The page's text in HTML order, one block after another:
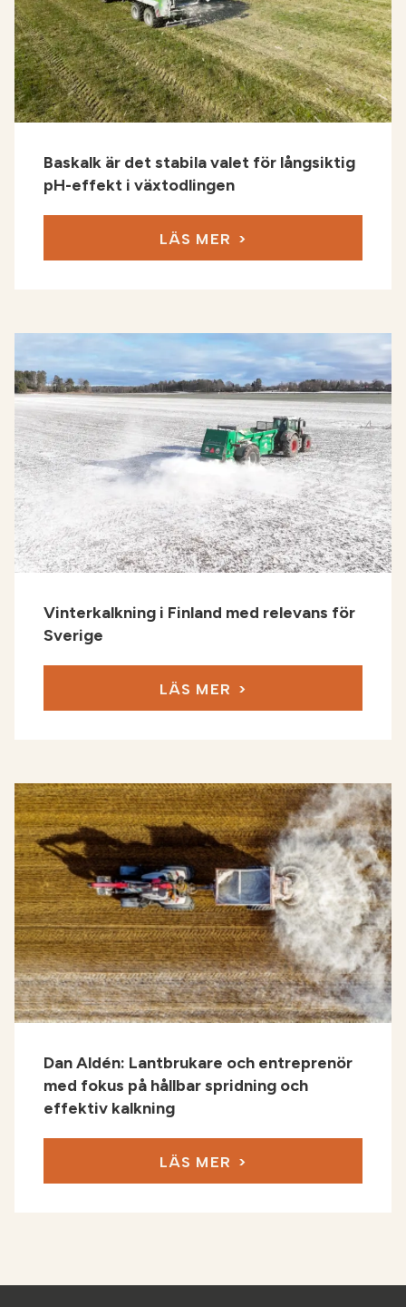
Baskalk är det stabila valet för långsiktig
pH-effekt i växtodlingen
LÄS MER
Vinterkalkning i Finland med relevans för
Sverige
LÄS MER
Dan Aldén: Lantbrukare och entreprenör
med fokus på hållbar spridning och
effektiv kalkning
LÄS MER